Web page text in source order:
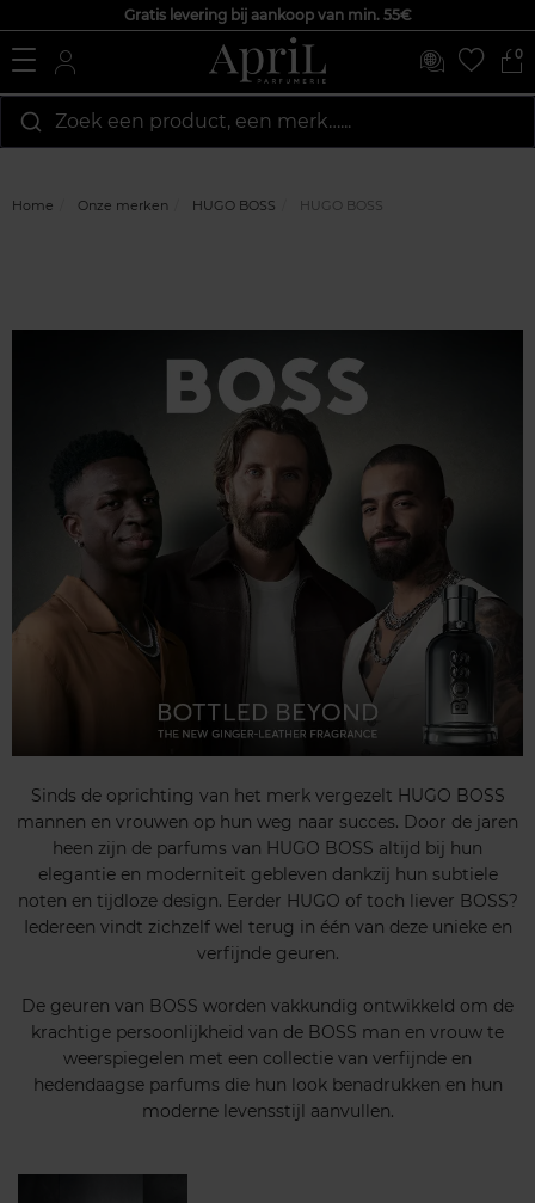
Gratis levering bij aankoop van min. 55€
0
Zoek een product, een merk…...
Home Onze merken HUGO BOSS HUGO BOSS
Sinds de oprichting van het merk vergezelt HUGO BOSS
mannen en vrouwen op hun weg naar succes. Door de jaren
heen zijn de parfums van HUGO BOSS altijd bij hun
elegantie en moderniteit gebleven dankzij hun subtiele
noten en tijdloze design. Eerder HUGO of toch liever BOSS?
Iedereen vindt zichzelf wel terug in één van deze unieke en
verfijnde geuren.
De geuren van BOSS worden vakkundig ontwikkeld om de
krachtige persoonlijkheid van de BOSS man en vrouw te
weerspiegelen met een collectie van verfijnde en
hedendaagse parfums die hun look benadrukken en hun
moderne levensstijl aanvullen.